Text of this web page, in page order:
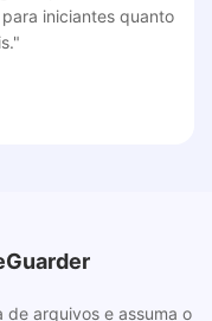
arquivos e assuma o
sensíveis!